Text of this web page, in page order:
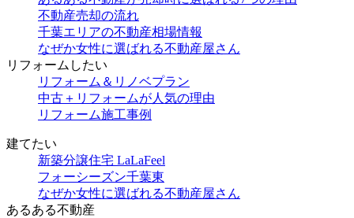
不動産売却の流れ
千葉エリアの不動産相場情報
なぜか女性に選ばれる不動産屋さん
リフォームしたい
リフォーム＆リノベプラン
中古＋リフォームが人気の理由
リフォーム施工事例
建てたい
新築分譲住宅 LaLaFeel
フォーシーズン千葉東
なぜか女性に選ばれる不動産屋さん
あるある不動産